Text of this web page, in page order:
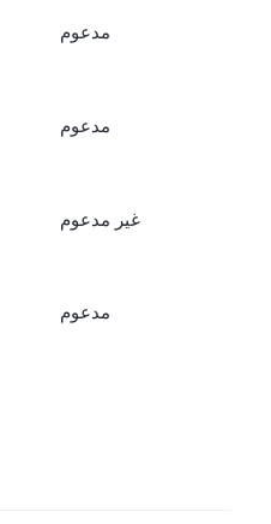
مدعوم
مدعوم
غير مدعوم
مدعوم